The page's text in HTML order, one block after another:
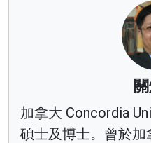
加拿大 Concordia
碩士及博士。曾於